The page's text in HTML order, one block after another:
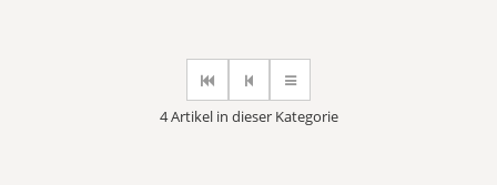
4 Artikel in dieser Kategorie